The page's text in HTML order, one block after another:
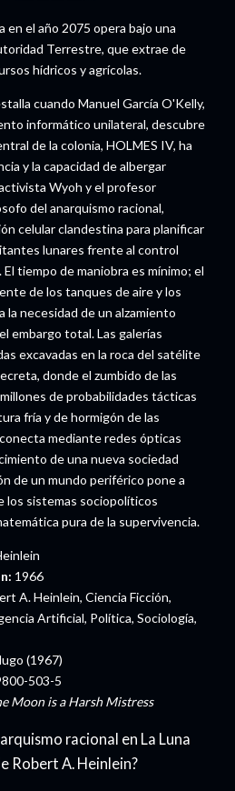
en el año 2075 opera bajo una
Terrestre, que extrae de
hídricos y agrícolas.
cuando Manuel García O'Kelly,
informático unilateral, descubre
de la colonia, HOLMES IV, ha
y la capacidad de albergar
Wyoh y el profesor
del anarquismo racional,
celular clandestina para planificar
lunares frente al control
tiempo de maniobra es mínimo; el
de los tanques de aire y los
la necesidad de un alzamiento
embargo total. Las galerías
excavadas en la roca del satélite
donde el zumbido de las
de probabilidades tácticas
fría y de hormigón de las
mediante redes ópticas
de una nueva sociedad
de un mundo periférico pone a
los sistemas sociopolíticos
pura de la supervivencia.
1966
A. Heinlein, Ciencia Ficción,
Artificial, Política, Sociología,
(1967)
503-5
Moon is a Harsh Mistress
racional en La Luna
Robert A. Heinlein?